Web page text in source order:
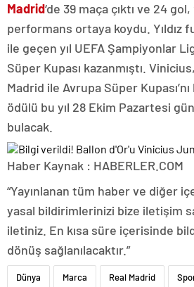
Madrid‘de 39 maça çıktı ve 24
performans ortaya koydu. Yıldız
ile geçen yıl UEFA Şampiyonlar
Süper Kupası kazanmıştı.
Madrid ile Avrupa Süper Kupası’nı
ödülü bu yıl 28 Ekim Pazartesi
bulacak.
Haber Kaynak : HABERLER.COM
“Yayınlanan tüm haber ve diğer
yasal bildirimlerinizi bize iletişim
iletiniz. En kısa süre içerisinde
dönüş sağlanılacaktır.”
Dünya Marca Real Madrid